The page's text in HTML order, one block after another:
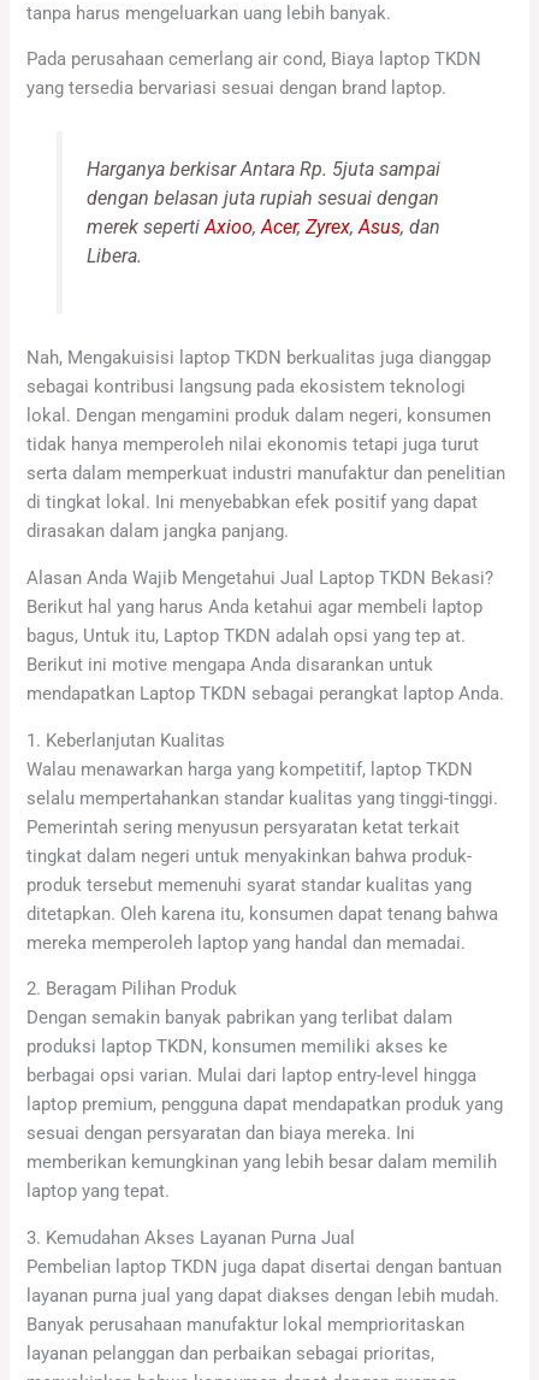
tanpa harus mengeluarkan uang lebih banyak.
Pada perusahaan cemerlang air cond, Biaya laptop TKDN
yang tersedia bervariasi sesuai dengan brand laptop.
Harganya berkisar Antara Rp. 5juta sampai
dengan belasan juta rupiah sesuai dengan
merek sepertiAxioo,Acer, Zyrex,Asus, dan
Libera.
Nah, Mengakuisisi laptop TKDN berkualitas juga dianggap
sebagai kontribusi langsung pada ekosistem teknologi
lokal. Dengan mengamini produk dalam negeri, konsumen
tidak hanya memperoleh nilai ekonomis tetapi juga turut
serta dalam memperkuat industri manufaktur dan penelitian
di tingkat lokal. Ini menyebabkan efek positif yang dapat
dirasakan dalam jangka panjang.
Alasan Anda Wajib Mengetahui Jual Laptop TKDN Bekasi?
Berikut hal yang harus Anda ketahui agar membeli laptop
bagus, Untuk itu, Laptop TKDN adalah opsi yang tep at.
Berikut ini motive mengapa Anda disarankan untuk
mendapatkan Laptop TKDN sebagai perangkat laptop Anda.
1. Keberlanjutan Kualitas
Walau menawarkan harga yang kompetitif, laptop TKDN
selalu mempertahankan standar kualitas yang tinggi-tinggi.
Pemerintah sering menyusun persyaratan ketat terkait
tingkat dalam negeri untuk menyakinkan bahwa produk-
produk tersebut memenuhi syarat standar kualitas yang
ditetapkan. Oleh karena itu, konsumen dapat tenang bahwa
mereka memperoleh laptop yang handal dan memadai.
2. Beragam Pilihan Produk
Dengan semakin banyak pabrikan yang terlibat dalam
produksi laptop TKDN, konsumen memiliki akses ke
berbagai opsi varian. Mulai dari laptop entry-level hingga
laptop premium, pengguna dapat mendapatkan produk yang
sesuai dengan persyaratan dan biaya mereka. Ini
memberikan kemungkinan yang lebih besar dalam memilih
laptop yang tepat.
3. Kemudahan Akses Layanan Purna Jual
Pembelian laptop TKDN juga dapat disertai dengan bantuan
layanan purna jual yang dapat diakses dengan lebih mudah.
Banyak perusahaan manufaktur lokal memprioritaskan
layanan pelanggan dan perbaikan sebagai prioritas,